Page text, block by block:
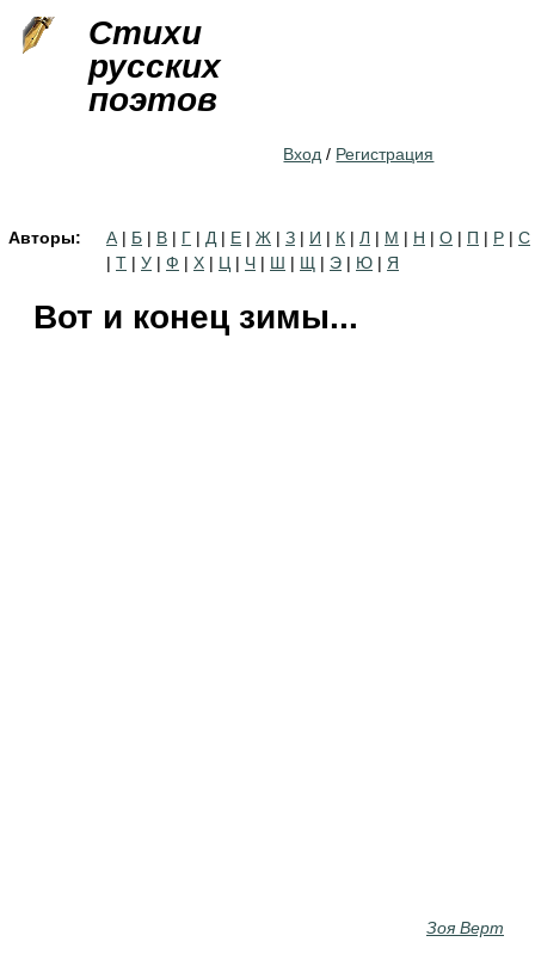
Стихи
русских
поэтов
Вход / Регистрация
Авторы: А | Б | В | Г | Д | Е | Ж | З | И | К | Л | М | Н | О | П | Р | С
| Т | У | Ф | Х | Ц | Ч | Ш | Щ | Э | Ю | Я
Вот и конец зимы...
Зоя Верт